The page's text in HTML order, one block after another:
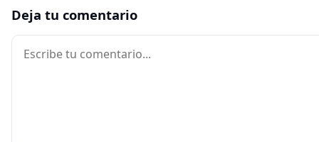
Deja tu comentario
Comentario